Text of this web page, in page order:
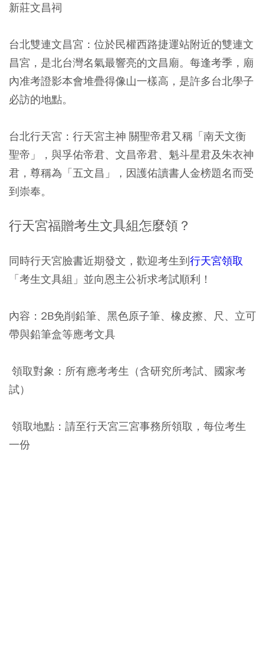
新莊文昌祠
台北雙連文昌宮：位於民權西路捷運站附近的雙連文
昌宮，是北台灣名氣最響亮的文昌廟。每逢考季，廟
內准考證影本會堆疊得像山一樣高，是許多台北學子
必訪的地點。
台北行天宮：行天宮主神 關聖帝君又稱「南天文衡
聖帝」，與孚佑帝君、文昌帝君、魁斗星君及朱衣神
君，尊稱為「五文昌」，因護佑讀書人金榜題名而受
到崇奉。
行天宮福贈考生文具組怎麼領？
同時行天宮臉書近期發文，歡迎考生到行天宮領取
「考生文具組」並向恩主公祈求考試順利！
內容：2B免削鉛筆、黑色原子筆、橡皮擦、尺、立可
帶與鉛筆盒等應考文具
領取對象：所有應考考生（含研究所考試、國家考
試）
領取地點：請至行天宮三宮事務所領取，每位考生
一份